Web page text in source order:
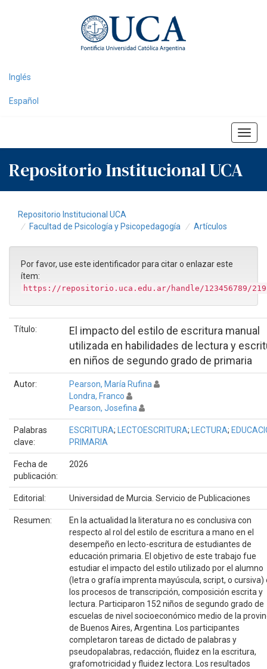
Inglés
Español
Repositorio Institucional UCA
Repositorio Institucional UCA
Facultad de Psicología y Psicopedagogía
Artículos
Por favor, use este identificador para citar o enlazar este
ítem:
https://repositorio.uca.edu.ar/handle/123456789/
Título:
El impacto del estilo de escritura manual
utilizada en habilidades de lectura y
en niños de segundo grado de primaria
Autor:
Pearson, María Rufina
Londra, Franco
Pearson, Josefina
Palabras
clave:
ESCRITURA; LECTOESCRITURA; LECTURA;
PRIMARIA
Fecha de
publicación:
2026
Editorial: Universidad de Murcia. Servicio de Publicaciones
Resumen:
En la actualidad la literatura no es conclusiva con
respecto al rol del estilo de escritura a mano en el
desempeño en lecto-escritura de estudiantes de
educación primaria. El objetivo de este trabajo fue
estudiar el impacto del estilo utilizado por el alumno
(letra o grafía imprenta mayúscula, script, o cursiva)
los procesos de transcripción, composición escrita y
lectura. Participaron 152 niños de segundo grado de
escuelas de nivel socioeconómico medio de la
de Buenos Aires, Argentina. Los participantes
completaron tareas de dictado de palabras y
pseudopalabras, redacción, fluidez en la escritura,
grafomotricidad y fluidez lectora. Los resultados